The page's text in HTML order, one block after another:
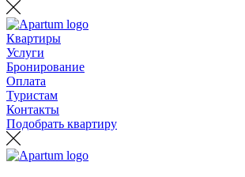
Квартиры
Услуги
Бронирование
Оплата
Туристам
Контакты
Подобрать квартиру